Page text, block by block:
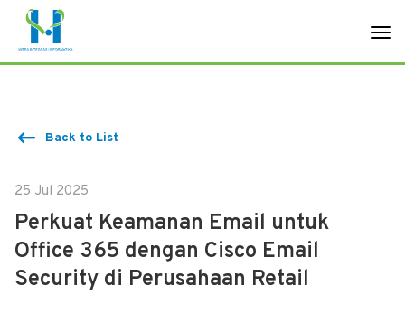
Back to List
25 Jul 2025
Perkuat Keamanan Email untuk
Office 365 dengan Cisco Email
Security di Perusahaan Retail